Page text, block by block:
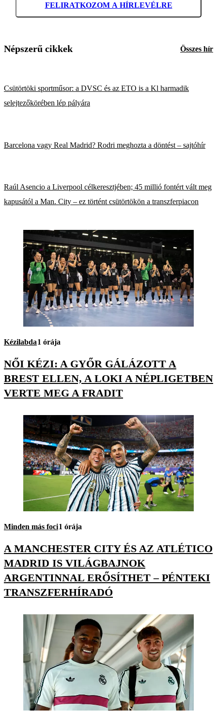
FELIRATKOZOM A HÍRLEVÉLRE
Népszerű cikkek Összes hír
Csütörtöki sportműsor: a DVSC és az ETO is a Kl harmadik
selejtezőkörében lép pályára
Barcelona vagy Real Madrid? Rodri meghozta a döntést – sajtóhír
Raúl Asencio a Liverpool célkeresztjében; 45 millió fontért vált meg
kapusától a Man. City – ez történt csütörtökön a transzferpiacon
Kézilabda1 órája
NŐI KÉZI: A GYŐR GÁLÁZOTT A
BREST ELLEN, A LOKI A NÉPLIGETBEN
VERTE MEG A FRADIT
•ÉLŐ
Minden más foci1 órája
A MANCHESTER CITY ÉS AZ ATLÉTICO
MADRID IS VILÁGBAJNOK
ARGENTINNAL ERŐSÍTHET – PÉNTEKI
TRANSZFERHÍRADÓ